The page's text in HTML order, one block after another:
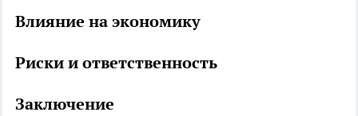
Влияние на экономику
Риски и ответственность
Заключение